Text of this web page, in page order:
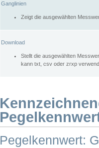
Ganglinien
Zeigt die ausgewählten
Download
Stellt die ausgewählten
kann txt, csv oder zrxp
Pegelkennwert: